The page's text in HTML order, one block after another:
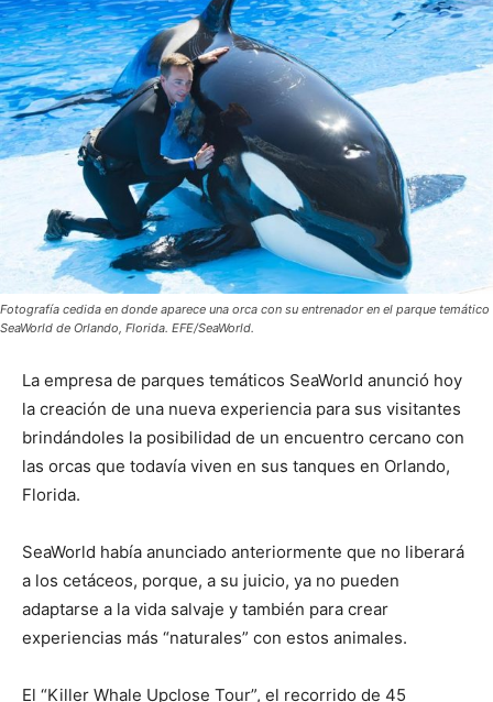
Fotografía cedida en donde aparece una orca con su entrenador en el parque temático
SeaWorld de Orlando, Florida. EFE/SeaWorld.
La empresa de parques temáticos SeaWorld anunció hoy
la creación de una nueva experiencia para sus visitantes
brindándoles la posibilidad de un encuentro cercano con
las orcas que todavía viven en sus tanques en Orlando,
Florida.
SeaWorld había anunciado anteriormente que no liberará
a los cetáceos, porque, a su juicio, ya no pueden
adaptarse a la vida salvaje y también para crear
experiencias más “naturales” con estos animales.
El “Killer Whale Upclose Tour”, el recorrido de 45